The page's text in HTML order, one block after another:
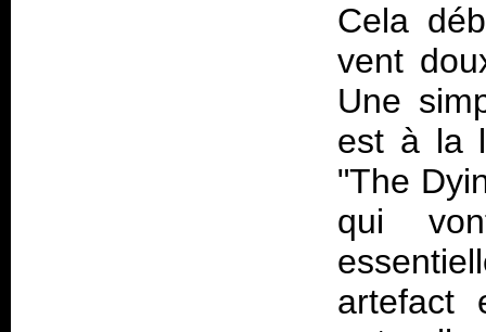
Cela
vent
Une
est à la
"The
qui
artefact